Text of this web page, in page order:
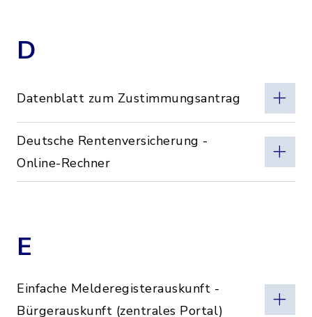
D
Datenblatt zum Zustimmungsantrag
Deutsche Rentenversicherung -
Online-Rechner
E
Einfache Melderegisterauskunft -
Bürgerauskunft (zentrales Portal)